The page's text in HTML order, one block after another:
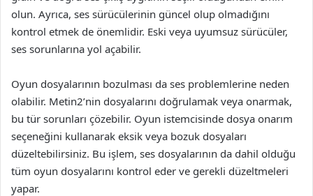
olun. Ayrıca, ses sürücülerinin güncel olup olmadığını
kontrol etmek de önemlidir. Eski veya uyumsuz sürücüler,
ses sorunlarına yol açabilir.
Oyun dosyalarının bozulması da ses problemlerine neden
olabilir. Metin2’nin dosyalarını doğrulamak veya onarmak,
bu tür sorunları çözebilir. Oyun istemcisinde dosya onarım
seçeneğini kullanarak eksik veya bozuk dosyaları
düzeltebilirsiniz. Bu işlem, ses dosyalarının da dahil olduğu
tüm oyun dosyalarını kontrol eder ve gerekli düzeltmeleri
yapar.